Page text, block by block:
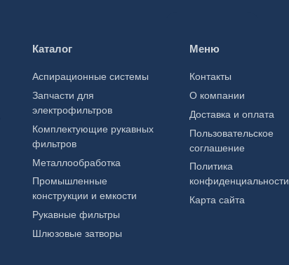
Купить в один
Бункеры для зерна
Каталог
Аспирационные системы
Запчасти для
электрофильтров
Комплектующие рукавных
фильтров
Металлообработка
Промышленные
конструкции и емкости
Рукавные фильтры
Шлюзовые затворы
Меню
Контакты
О компании
Доставка и оплата
Пользовательское
соглашение
Политика
конфиденциальности
Карта сайта